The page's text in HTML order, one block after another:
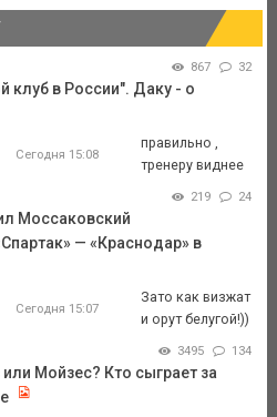
867 32
в России". Даку - о
Сегодня 15:08
правильно ,
тренеру виднее
219 24
Моссаковский
— «Краснодар» в
Сегодня 15:07
Зато как визжат
и орут белугой!))
3495 134
Мойзес? Кто сыграет за